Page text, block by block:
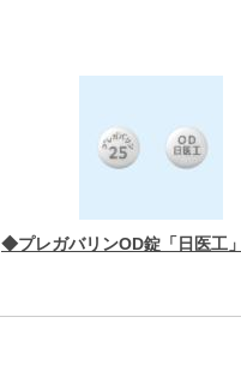
◆プレガバリンOD錠「日医工」